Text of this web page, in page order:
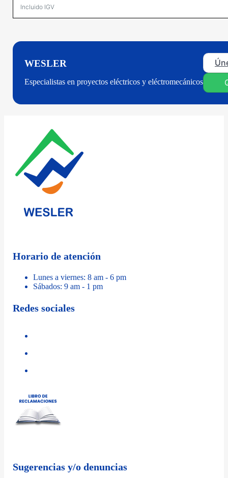
Incluido IGV
WESLER
Especialistas en proyectos eléctricos y eléctromecánicos
Horario de atención
Lunes a viernes: 8 am - 6 pm
Sábados: 9 am - 1 pm
Redes sociales
Sugerencias y/o denuncias